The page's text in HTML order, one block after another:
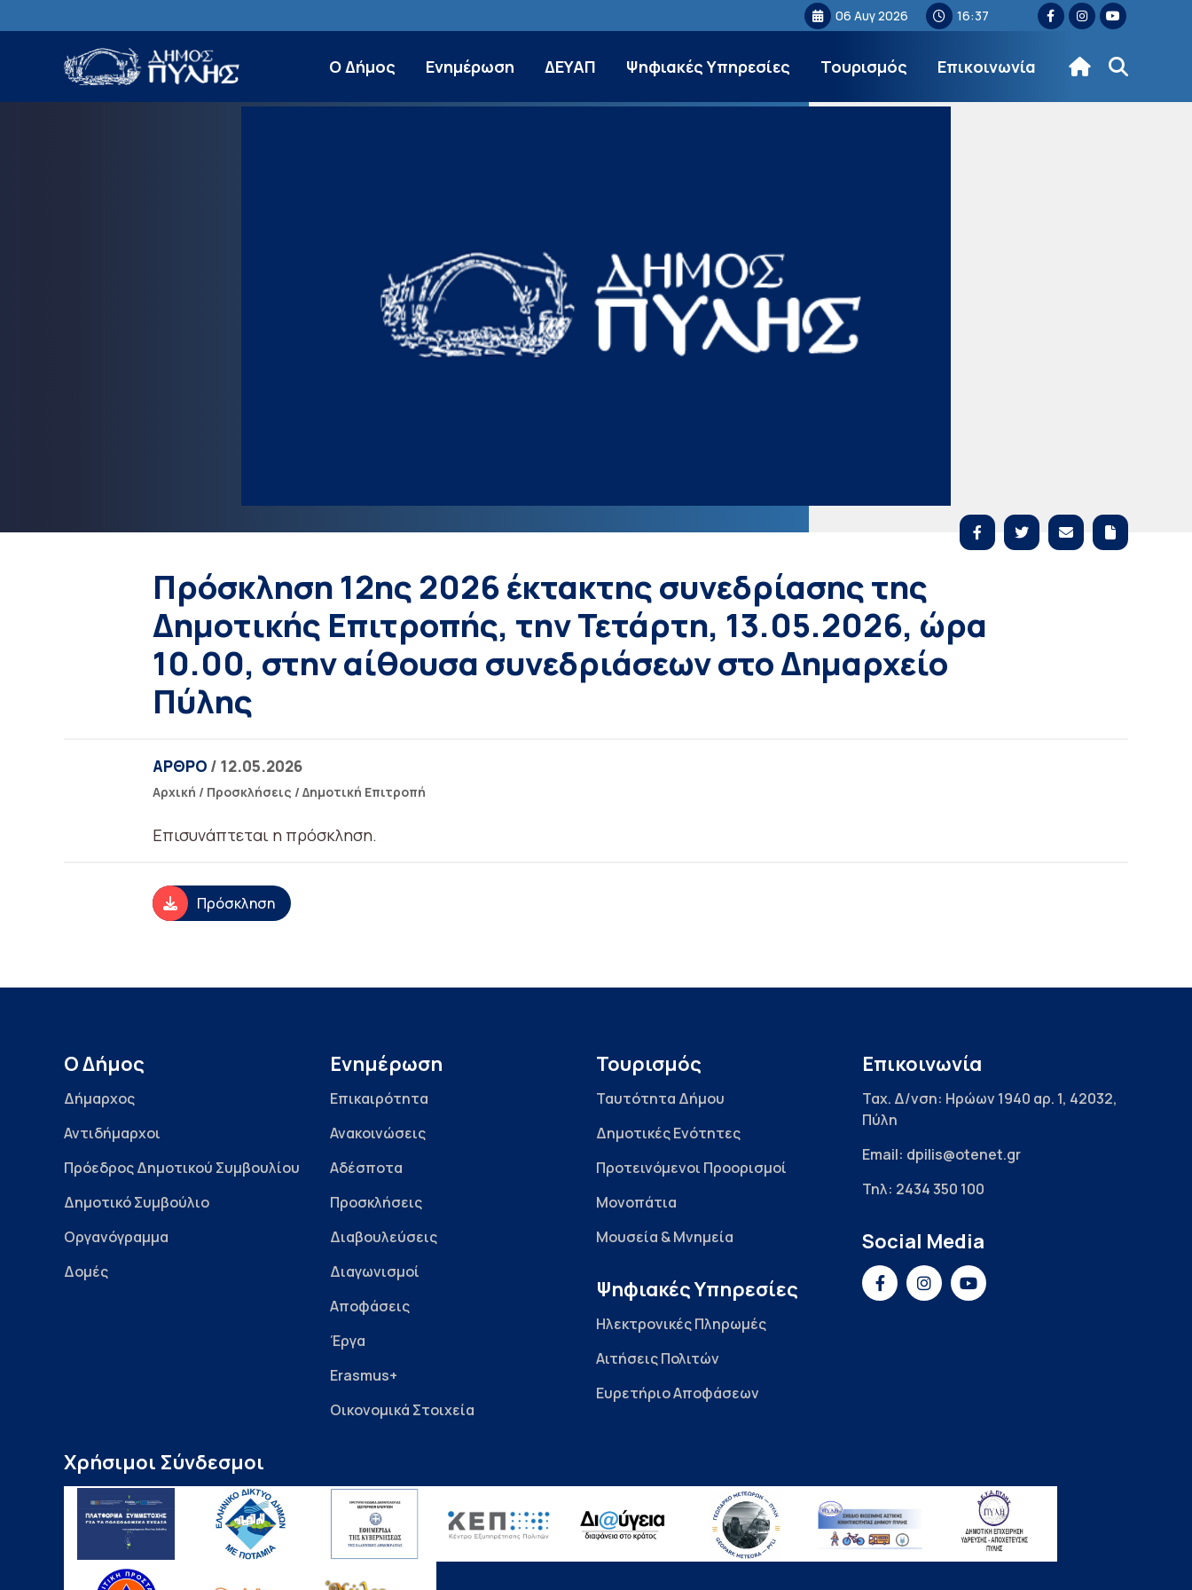
06 Αυγ 2026 16:37
Ο Δήμος Ενημέρωση ΔΕΥΑΠ Ψηφιακές Υπηρεσίες Τουρισμός Επικοινωνία
Πρόσκληση 12ης 2026 έκτακτης συνεδρίασης της
Δημοτικής Επιτροπής, την Τετάρτη, 13.05.2026, ώρα
10.00, στην αίθουσα συνεδριάσεων στο Δημαρχείο
Πύλης
ΑΡΘΡΟ / 12.05.2026
Αρχική / Προσκλήσεις / Δημοτική Επιτροπή
Επισυνάπτεται η πρόσκληση.
Πρόσκληση
Ο Δήμος
Δήμαρχος
Αντιδήμαρχοι
Πρόεδρος Δημοτικού Συμβουλίου
Δημοτικό Συμβούλιο
Οργανόγραμμα
Δομές
Ενημέρωση
Επικαιρότητα
Ανακοινώσεις
Αδέσποτα
Προσκλήσεις
Διαβουλεύσεις
Διαγωνισμοί
Αποφάσεις
Έργα
Erasmus+
Οικονομικά Στοιχεία
Τουρισμός
Ταυτότητα Δήμου
Δημοτικές Ενότητες
Προτεινόμενοι Προορισμοί
Μονοπάτια
Μουσεία & Μνημεία
Ψηφιακές Υπηρεσίες
Ηλεκτρονικές Πληρωμές
Αιτήσεις Πολιτών
Ευρετήριο Αποφάσεων
Επικοινωνία
Ταχ. Δ/νση: Ηρώων 1940 αρ. 1, 42032,
Πύλη
Email: dpilis@otenet.gr
Τηλ: 2434 350 100
Social Media
Χρήσιμοι Σύνδεσμοι